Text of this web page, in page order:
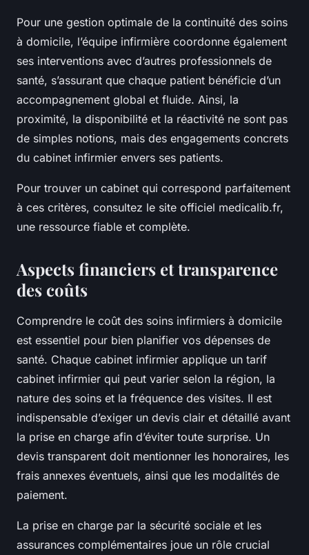
Pour une gestion optimale de la continuité des soins
à domicile, l’équipe infirmière coordonne également
ses interventions avec d’autres professionnels de
santé, s’assurant que chaque patient bénéficie d’un
accompagnement global et fluide. Ainsi, la
proximité, la disponibilité et la réactivité ne sont pas
de simples notions, mais des engagements concrets
du cabinet infirmier envers ses patients.
Pour trouver un cabinet qui correspond parfaitement
à ces critères, consultez le site officiel medicalib.fr,
une ressource fiable et complète.
Aspects financiers et transparence
des coûts
Comprendre le coût des soins infirmiers à domicile
est essentiel pour bien planifier vos dépenses de
santé. Chaque cabinet infirmier applique un tarif
cabinet infirmier qui peut varier selon la région, la
nature des soins et la fréquence des visites. Il est
indispensable d’exiger un devis clair et détaillé avant
la prise en charge afin d’éviter toute surprise. Un
devis transparent doit mentionner les honoraires, les
frais annexes éventuels, ainsi que les modalités de
paiement.
La prise en charge par la sécurité sociale et les
assurances complémentaires joue un rôle crucial